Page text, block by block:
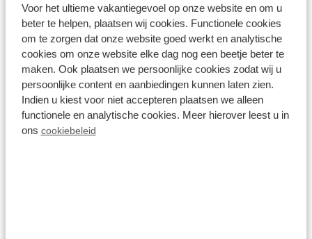
Voor het ultieme vakantiegevoel op onze website en om u
beter te helpen, plaatsen wij cookies. Functionele cookies
om te zorgen dat onze website goed werkt en analytische
cookies om onze website elke dag nog een beetje beter te
maken. Ook plaatsen we persoonlijke cookies zodat wij u
persoonlijke content en aanbiedingen kunnen laten zien.
Indien u kiest voor niet accepteren plaatsen we alleen
functionele en analytische cookies. Meer hierover leest u in
ons cookiebeleid
Juni
Belverdere 6 personen
Recreatiepark Beekbergen